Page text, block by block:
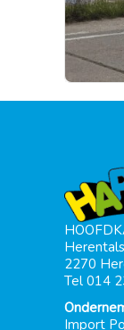
2270
Tel 014
Import